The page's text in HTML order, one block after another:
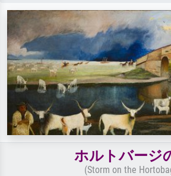
– 例：モネ、星月夜、印象派、北
斎の波、ヌード。
緑の草
油絵、
ホルトバージ
(Storm on the